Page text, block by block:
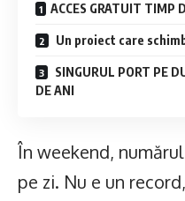
ACCES GRATUIT TIMP
Un proiect care
SINGURUL PORT PE
DE ANI
În weekend,
pe zi. Nu e un